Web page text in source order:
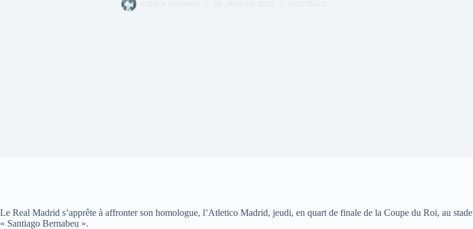
Le Real Madrid s’apprête à affronter son homologue, l’Atletico Madrid, jeudi, en quart de finale de la Coupe du Roi, au stade
« Santiago Bernabeu ».